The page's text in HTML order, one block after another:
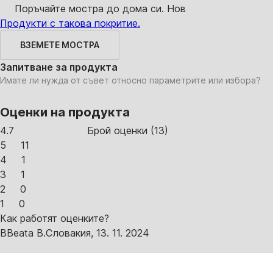
Поръчайте мостра до дома си. Нов
Продукти с такова покритие.
ВЗЕМЕТЕ МОСТРА
Запитване за продукта
Имате ли нужда от съвет относно параметрите или избора?
Оценки на продукта
4.7 Брой оценки (13)
5
11
4
1
3
1
2
0
1
0
Как работят оценките?
BBeata B.Словакия, 13. 11. 2024